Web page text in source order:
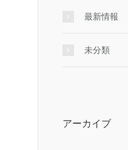
最新情報
未分類
アーカイブ